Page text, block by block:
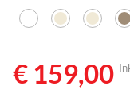
€ 159,00